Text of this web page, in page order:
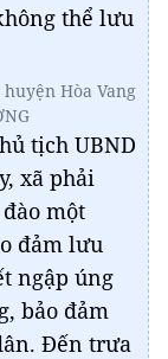
thể lưu
Hòa Vang
tịch UBND
xã phải
một
đảm lưu
ngập úng
bảo đảm
Đến trưa